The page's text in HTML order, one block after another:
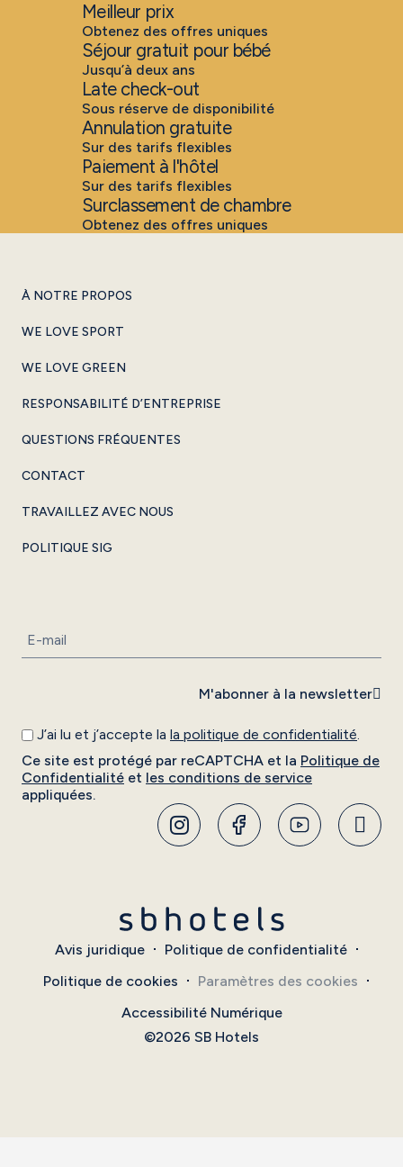
Meilleur prix
Obtenez des offres uniques
Séjour gratuit pour bébé
Jusqu’à deux ans
Late check-out
Sous réserve de disponibilité
Annulation gratuite
Sur des tarifs flexibles
Paiement à l'hôtel
Sur des tarifs flexibles
Surclassement de chambre
Obtenez des offres uniques
À NOTRE PROPOS
WE LOVE SPORT
WE LOVE GREEN
RESPONSABILITÉ D’ENTREPRISE
QUESTIONS FRÉQUENTES
CONTACT
TRAVAILLEZ AVEC NOUS
POLITIQUE SIG
J’ai lu et j’accepte la la politique de confidentialité.
Ce site est protégé par reCAPTCHA et la Politique de
Confidentialité et les conditions de service
appliquées.
M'abonner à la newsletter
Avis juridique
Politique de confidentialité
Politique de cookies
Paramètres des cookies
Accessibilité Numérique
©2026 SB Hotels